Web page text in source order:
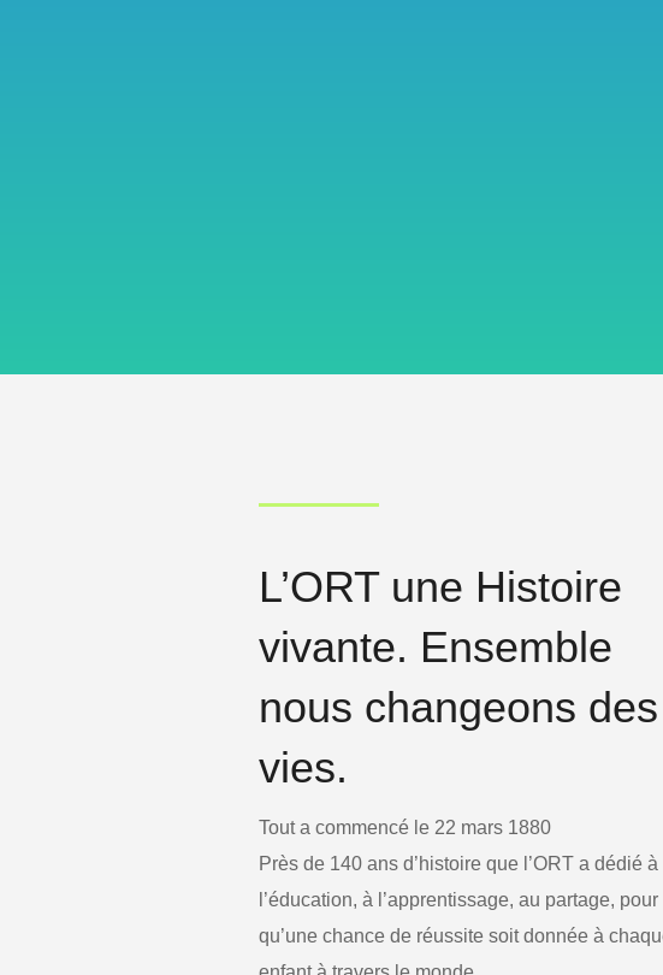
L’ORT une Histoire
vivante. Ensemble
nous changeons des
vies.
Tout a commencé le 22 mars 1880
Près de 140 ans d’histoire que l’ORT a dédié à
l’éducation, à l’apprentissage, au partage, pour
qu’une chance de réussite soit donnée à